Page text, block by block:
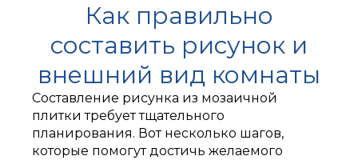
Как правильно
составить рисунок и
внешний вид комнаты
Составление рисунка из мозаичной
плитки требует тщательного
планирования. Вот несколько шагов,
которые помогут достичь желаемого